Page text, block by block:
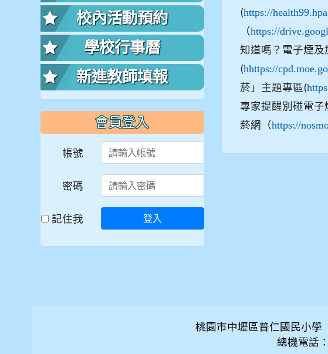
(https://
（https://
知道嗎？電子煙
(hhttps://
菸」主題專區(
專家提醒別碰電子
菸網（https://
台
校內活動預約
學校行事曆
新進教師填報
會員登入
帳號
密碼
記住我 登入
桃園市中壢區普仁國民小
總機電話